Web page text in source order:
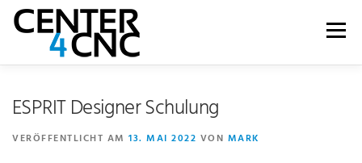
Menü
ESPRIT Designer Schulung
VERÖFFENTLICHT AM 13. MAI 2022 VON MARK